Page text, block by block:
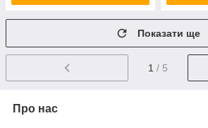
Показати ще
1 / 5
Про нас